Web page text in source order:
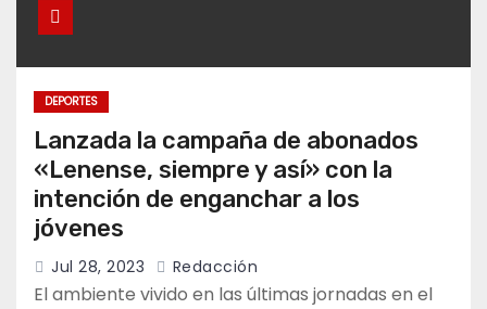
DEPORTES
Lanzada la campaña de abonados
«Lenense, siempre y así» con la
intención de enganchar a los
jóvenes
Jul 28, 2023 Redacción
El ambiente vivido en las últimas jornadas en el